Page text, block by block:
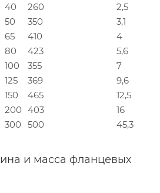
40 260
2,5
50 350
3,1
65 410
4
80 423
5,6
100 355
7
125 369
9,6
150 465
12,5
200 403
16
300 500 45,3
и масса фланцевых